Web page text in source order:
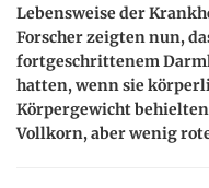
Lebensweise der
Forscher zeigten nun,
fortgeschrittenem
hatten, wenn sie
Körpergewicht
Vollkorn, aber wenig